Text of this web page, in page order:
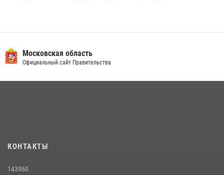
федеральном розыске (видео)
22 июля 2026, 14:15 1
18 июля 2026, 07:03
сотрудников спецподразделений в преодолении полосы
Московская область
Официальный сайт Правительства
КОНТАКТЫ
143960